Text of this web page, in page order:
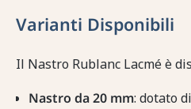
Varianti Disponibili
Il Nastro Rublanc Lacmé è
Nastro da 20 mm: dotato